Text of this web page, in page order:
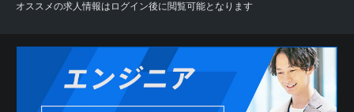
オススメの求人情報はログイン後に閲覧可能となります